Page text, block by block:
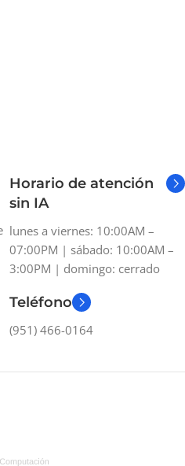
Horario de atención
sin IA
lunes a viernes: 10:00AM –
07:00PM | sábado: 10:00AM –
3:00PM | domingo: cerrado
Teléfono
(951) 466-0164